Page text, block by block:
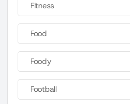
Fitness
Food
Foody
Football